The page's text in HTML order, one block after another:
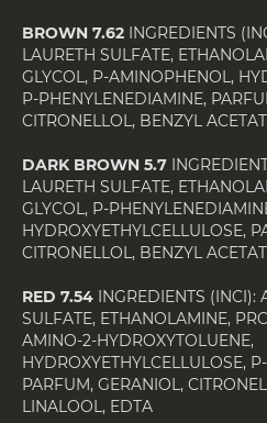
BROWN 7.62 INGREDIENTS
LAURETH SULFATE,
GLYCOL, P-AMINOPHENOL,
P-PHENYLENEDIAMINE,
CITRONELLOL, BENZYL
DARK BROWN 5.7
LAURETH SULFATE,
GLYCOL, P-
HYDROXYETHYLCELLULOSE,
CITRONELLOL, BENZYL
RED 7.54 INGREDIENTS (INCI):
SULFATE, ETHANOLAMINE,
AMINO-2-HYDROXYTOLUENE,
HYDROXYETHYLCELLULOSE,
PARFUM, GERANIOL,
LINALOOL, EDTA